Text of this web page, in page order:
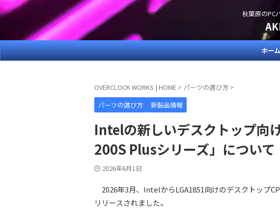
秋葉原のPC
ホーム
OVERCLOCK WORKS | HOME > パーツの選び方 >
パーツの選び方
新製品情報
Intelの新しいデスクトップ向
200S Plusシリーズ」について
2026年6月1日
2026年3月、IntelからLGA1851向けのデスクトップ
リリースされました。